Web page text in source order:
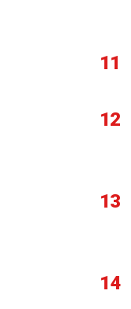
11
12
13
14